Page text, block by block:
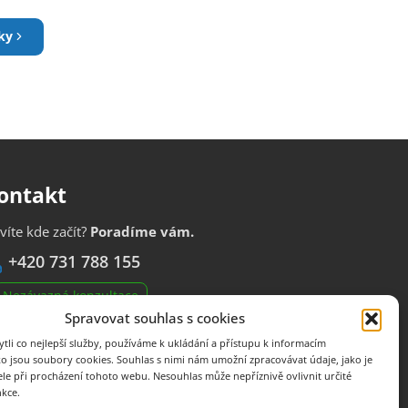
Spravovat souhlas s cookies
co nejlepší služby, používáme k ukládání a přístupu k informacím
jsou soubory cookies. Souhlas s nimi nám umožní zpracovávat údaje, jako je
při procházení tohoto webu. Nesouhlas může nepříznivě ovlivnit určité
kde začít? Poradíme vám.
+420 731 788 155
Nezávazná konzultace
| Brno, Dobrovského 675/4, 612 00
nabídky firem e-mailem